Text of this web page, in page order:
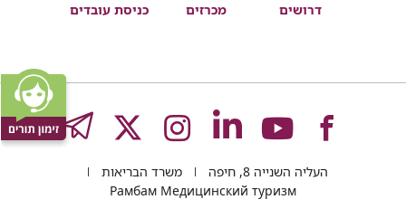
דרושים מכרזים כניסת עובדים
לעמוד
לעמוד
לעמוד
לעמוד
לעמוד
העליה השנייה 8, חיפה
משרד הבריאות
Рамбам Медицинский туризм